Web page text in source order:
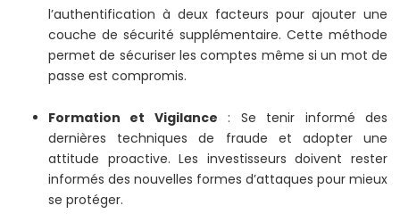
l’authentification à deux facteurs pour ajouter une
couche de sécurité supplémentaire. Cette méthode
permet de sécuriser les comptes même si un mot de
passe est compromis.
Formation et Vigilance : Se tenir informé des
dernières techniques de fraude et adopter une
attitude proactive. Les investisseurs doivent rester
informés des nouvelles formes d’attaques pour mieux
se protéger.